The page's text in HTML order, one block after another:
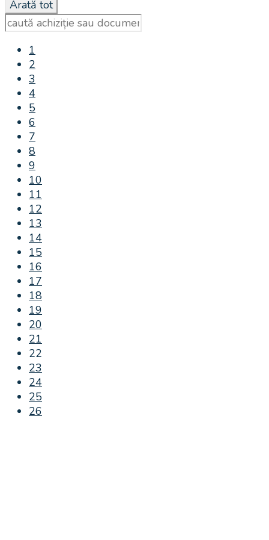
1
2
3
4
5
6
7
8
9
10
11
12
13
14
15
16
17
18
19
20
21
22
23
24
25
26